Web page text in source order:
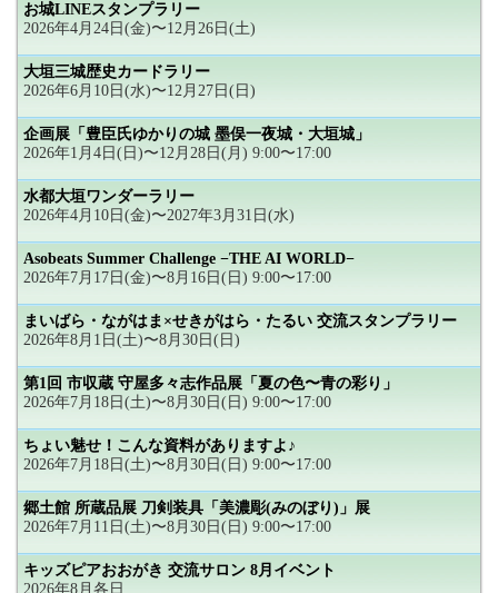
お城LINEスタンプラリー
2026年4月24日(金)〜12月26日(土)
大垣三城歴史カードラリー
2026年6月10日(水)〜12月27日(日)
企画展「豊臣氏ゆかりの城 墨俣一夜城・大垣城」
2026年1月4日(日)〜12月28日(月) 9:00〜17:00
水都大垣ワンダーラリー
2026年4月10日(金)〜2027年3月31日(水)
Asobeats Summer Challenge −THE AI WORLD−
2026年7月17日(金)〜8月16日(日) 9:00〜17:00
まいばら・ながはま×せきがはら・たるい 交流スタンプラリー
2026年8月1日(土)〜8月30日(日)
第1回 市収蔵 守屋多々志作品展「夏の色〜青の彩り」
2026年7月18日(土)〜8月30日(日) 9:00〜17:00
ちょい魅せ！こんな資料がありますよ♪
2026年7月18日(土)〜8月30日(日) 9:00〜17:00
郷土館 所蔵品展 刀剣装具「美濃彫(みのぼり)」展
2026年7月11日(土)〜8月30日(日) 9:00〜17:00
キッズピアおおがき 交流サロン 8月イベント
2026年8月各日